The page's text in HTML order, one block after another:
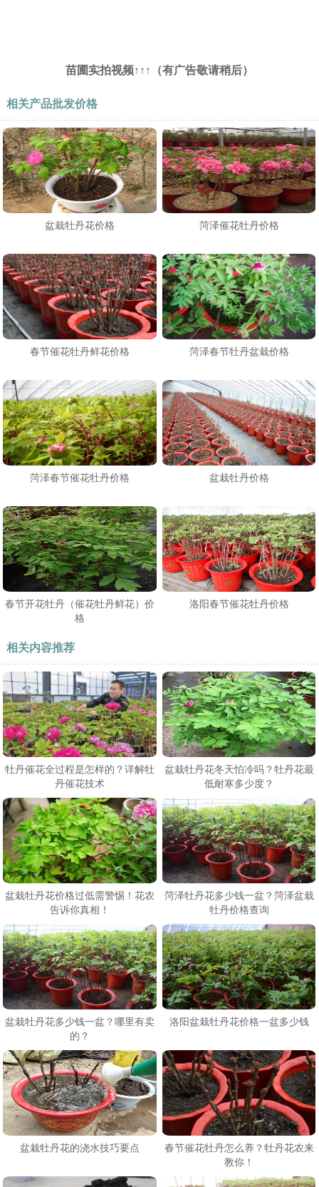
苗圃实拍视频↑↑↑（有广告敬请稍后）
相关产品批发价格
盆栽牡丹花价格 菏泽催花牡丹价格
春节催花牡丹鲜花价格 菏泽春节牡丹盆栽价格
菏泽春节催花牡丹价格 盆栽牡丹价格
春节开花牡丹（催花牡丹鲜花）价
格
洛阳春节催花牡丹价格
相关内容推荐
牡丹催花全过程是怎样的？详解牡
丹催花技术
盆栽牡丹花冬天怕冷吗？牡丹花最
低耐寒多少度？
盆栽牡丹花价格过低需警惕！花农
告诉你真相！
菏泽牡丹花多少钱一盆？菏泽盆栽
牡丹价格查询
盆栽牡丹花多少钱一盆？哪里有卖
的？
洛阳盆栽牡丹花价格一盆多少钱
盆栽牡丹花的浇水技巧要点
春节催花牡丹怎么养？牡丹花农来
教你！